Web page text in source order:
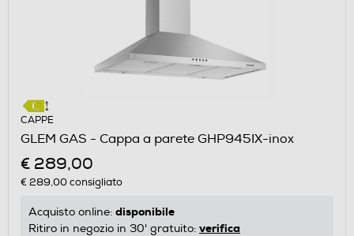
CAPPE
GLEM GAS - Cappa a parete GHP945IX-inox
€ 289,00
€ 289,00consigliato
Acquisto online: disponibile
Ritiro in negozio in 30' gratuito: verifica